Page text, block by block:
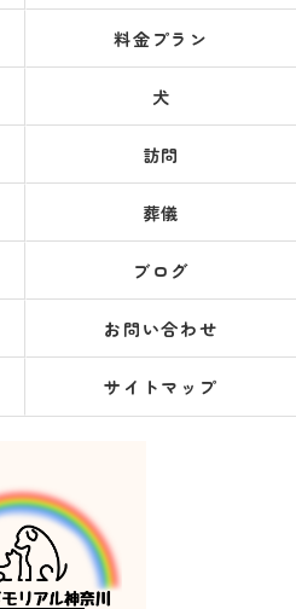
料金プラン
犬
訪問
葬儀
ブログ
お問い合わせ
サイトマップ